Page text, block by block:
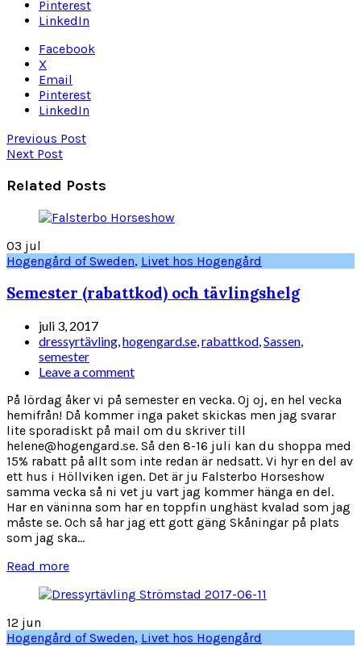
Pinterest
LinkedIn
Facebook
X
Email
Pinterest
LinkedIn
Previous Post
Next Post
Related Posts
03 jul
Hogengård of Sweden, Livet hos Hogengård
Semester (rabattkod) och tävlingshelg
juli 3, 2017
dressyrtävling,hogengard.se,rabattkod,Sassen,
semester
Leave a comment
På lördag åker vi på semester en vecka. Oj oj, en hel vecka
hemifrån! Då kommer inga paket skickas men jag svarar
lite sporadiskt på mail om du skriver till
helene@hogengard.se. Så den 8-16 juli kan du shoppa med
15% rabatt på allt som inte redan är nedsatt. Vi hyr en del av
ett hus i Höllviken igen. Det är ju Falsterbo Horseshow
samma vecka så ni vet ju vart jag kommer hänga en del.
Har en väninna som har en toppfin unghäst kvalad som jag
måste se. Och så har jag ett gott gäng Skåningar på plats
som jag ska...
Read more
12 jun
Hogengård of Sweden, Livet hos Hogengård